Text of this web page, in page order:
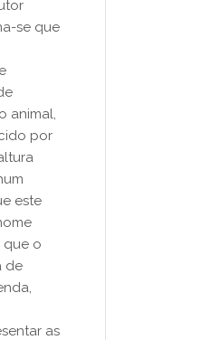
se que
animal,
por
este
que o
de
as